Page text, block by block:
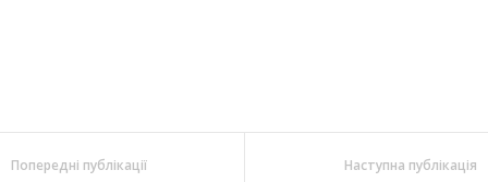
Попередні публікації Наступна публікація